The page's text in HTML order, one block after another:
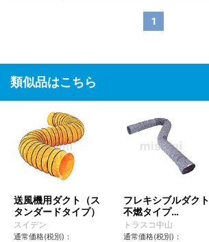
1
類似品はこちら
送風機用ダクト（ス
タンダードタイプ）
スイデン
通常価格(税別)：
フレキシブルダクト
不燃タイプ
φ200mmX5m・
φ320mmX5m
トラスコ中山
通常価格(税別)：